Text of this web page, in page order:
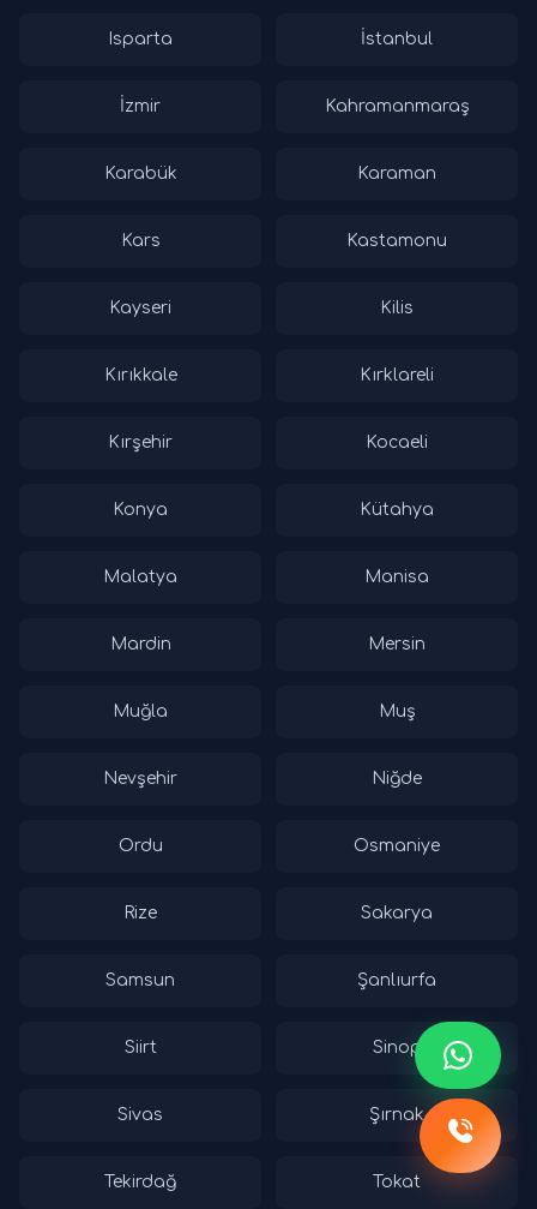
Isparta İstanbul
İzmir Kahramanmaraş
Karabük Karaman
Kars Kastamonu
Kayseri Kilis
Kırıkkale Kırklareli
Kırşehir Kocaeli
Konya Kütahya
Malatya Manisa
Mardin Mersin
Muğla Muş
Nevşehir Niğde
Ordu Osmaniye
Rize Sakarya
Samsun Şanlıurfa
Siirt Sinop
Sivas Şırnak
Tekirdağ Tokat